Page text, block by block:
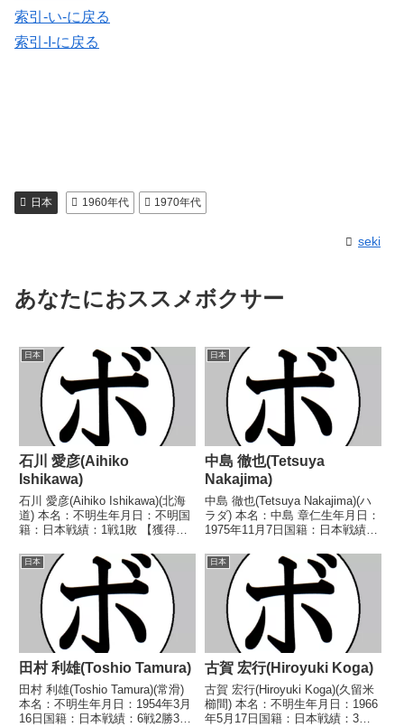
索引-い-に戻る
索引-I-に戻る
日本 1960年代 1970年代
seki
あなたにおススメボクサー
日本
石川 愛彦(Aihiko
Ishikawa)
石川 愛彦(Aihiko Ishikawa)(北海
道) 本名：不明生年月日：不明国
籍：日本戦績：1戦1敗 【獲得タ
1995/10/14 ●3RTKO 佐藤 幹
一郎(新日本木村) 【補足情報】・
北海道札幌市白石区出身。 ...
日本
中島 徹也(Tetsuya
Nakajima)
中島 徹也(Tetsuya Nakajima)(ハ
ラダ) 本名：中島 章仁生年月日：
1975年11月7日国籍：日本戦績：
ル】なし 【戦歴】1993/02/11
●4R判定 (採点不明) 仙波 伸浩
(心和...
日本
田村 利雄(Toshio Tamura)
田村 利雄(Toshio Tamura)(常滑)
本名：不明生年月日：1954年3月
16日国籍：日本戦績：6戦2勝3敗
日本
古賀 宏行(Hiroyuki Koga)
古賀 宏行(Hiroyuki Koga)(久留米
櫛間) 本名：不明生年月日：1966
年5月17日国籍：日本戦績：3戦3